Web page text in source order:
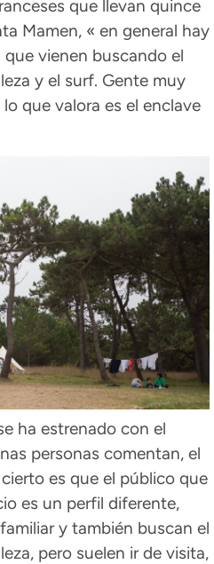
que llevan quince
Mamen, « en general hay
vienen buscando el
y el surf. Gente muy
que valora es el enclave
ha estrenado con el
personas comentan, el
es que el público que
es un perfil diferente,
y también buscan el
pero suelen ir de visita,